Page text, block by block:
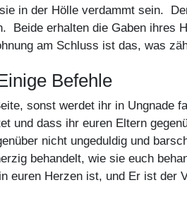
in der Hölle verdammt sein.
Beide erhalten die Gaben ihres
am Schluss ist das, was
Befehle
sonst werdet ihr in Ungnade
und dass ihr euren Eltern
nicht ungeduldig und
behandelt, wie sie euch
euren Herzen ist, und Er ist der